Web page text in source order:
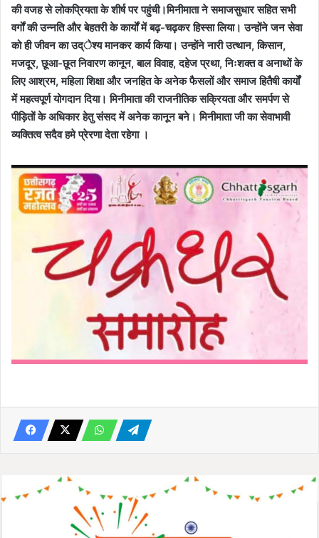
की वजह से लोकप्रियता के शीर्ष पर पहुंची।मिनीमाता ने समाजसुधार सहित सभी
वर्गों की उन्नति और बेहतरी के कार्यों में बढ़-चढ़कर हिस्सा लिया। उन्होंने जन सेवा
को ही जीवन का उद्ेश्य मानकर कार्य किया। उन्होंने नारी उत्थान, किसान,
मजदूर, छूआ-छूत निवारण कानून, बाल विवाह, दहेज प्रथा, निःशक्त व अनाथों के
लिए आश्रम, महिला शिक्षा और जनहित के अनेक फैसलों और समाज हितैषी कार्यों
में महत्वपूर्ण योगदान दिया। मिनीमाता की राजनीतिक सक्रियता और समर्पण से
पीड़ितों के अधिकार हेतु संसद में अनेक कानून बने। मिनीमाता जी का सेवाभावी
व्यक्तित्व सदैव हमे प्रेरणा देता रहेगा ।